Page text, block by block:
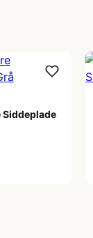
Siddeplade